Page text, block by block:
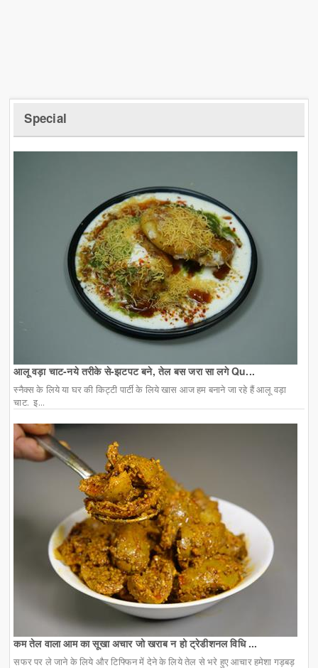
Special
आलू वड़ा चाट-नये तरीके से-झटपट बने, तेल बस जरा सा लगे Qu...
स्नैक्स के लिये या घर की किट्टी पार्टी के लिये खास आज हम बनाने जा रहे हैं आलू वड़ा
चाट. इ...
कम तेल वाला आम का सूखा अचार जो खराब न हो ट्रेडीशनल विधि ...
सफर पर ले जाने के लिये और टिफ्फिन में देने के लिये तेल से भरे हुए आचार हमेशा गड़बड़